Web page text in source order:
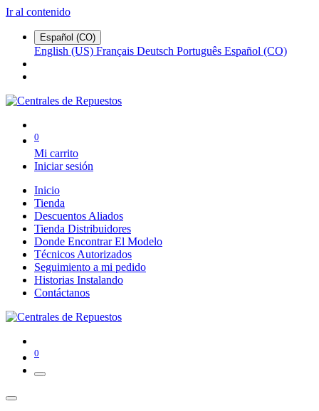
Ir al contenido
Español (CO)
English (US) Français Deutsch Português Español (CO)
0
Mi carrito
Iniciar sesión
Inicio
Tienda
Descuentos Aliados
Tienda Distribuidores
Donde Encontrar El Modelo
Técnicos Autorizados
Seguimiento a mi pedido
Historias Instalando
Contáctanos
0